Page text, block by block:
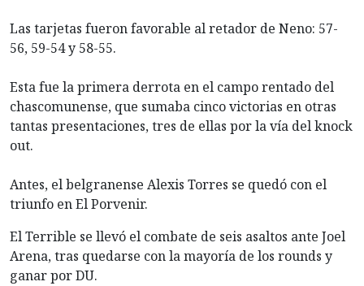
Las tarjetas fueron favorable al retador de Neno: 57-
56, 59-54 y 58-55.
Esta fue la primera derrota en el campo rentado del
chascomunense, que sumaba cinco victorias en otras
tantas presentaciones, tres de ellas por la vía del knock
out.
Antes, el belgranense Alexis Torres se quedó con el
triunfo en El Porvenir.
El Terrible se llevó el combate de seis asaltos ante Joel
Arena, tras quedarse con la mayoría de los rounds y
ganar por DU.